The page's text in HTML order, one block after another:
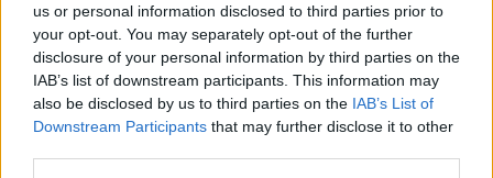
us or personal information disclosed to third parties prior to
your opt-out. You may separately opt-out of the further
disclosure of your personal information by third parties on the
IAB’s list of downstream participants. This information may
also be disclosed by us to third parties on the IAB’s List of
Downstream Participants that may further disclose it to other